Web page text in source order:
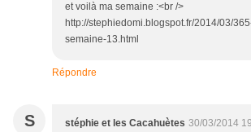
et voilà ma semaine :<br />
http://stephiedomi.blogspot.fr/2014/03/
semaine-13.html
Répondre
S stéphie et les Cacahuètes 30/03/2014